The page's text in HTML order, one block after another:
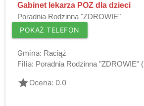
Gabinet lekarza POZ dla dzieci
Poradnia Rodzinna "ZDROWIE"
POKAŻ TELEFON
Gmina: Raciąż
Filia: Poradnia Rodzinna "ZDROWIE" (
gradeOcena: 0.0